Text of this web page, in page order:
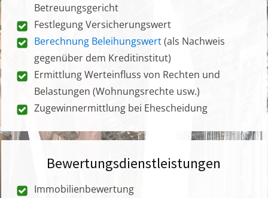
Betreuungsgericht
Festlegung Versicherungswert
Berechnung Beleihungswert(als Nachweis
gegenüber dem Kreditinstitut)
Ermittlung Werteinfluss von Rechten und
Belastungen (Wohnungsrechte usw.)
Zugewinnermittlung bei Ehescheidung
Bewertungsdienstleistungen
Immobilienbewertung